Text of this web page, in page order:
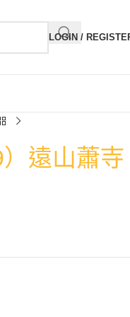
LOGIN /
遠山蕭寺